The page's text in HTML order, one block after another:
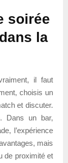
soirée
la
il faut
choisis un
et discuter.
Dans un bar,
l’expérience
mais
de proximité et